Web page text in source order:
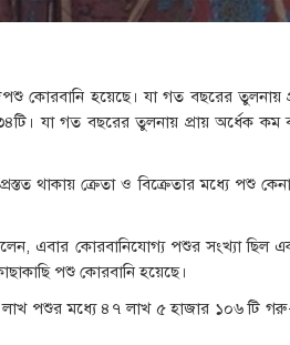
কোরবানি হয়েছে। যা গত বছরের তুলনায়
যা গত বছরের তুলনায় প্রায় অর্ধেক কম
থাকায় ক্রেতা ও বিক্রেতার মধ্যে পশু
এবার কোরবানিযোগ্য পশুর সংখ্যা ছিল
পশু কোরবানি হয়েছে।
লাখ পশুর মধ্যে ৪৭ লাখ ৫ হাজার ১০৬ টি